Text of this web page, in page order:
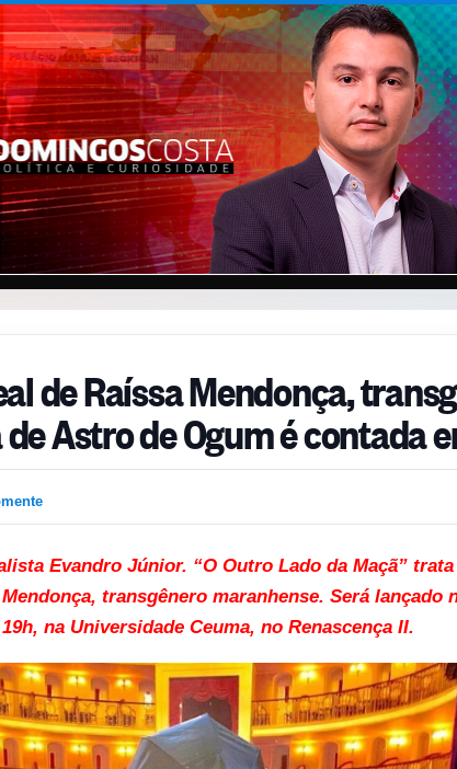
de Raíssa Mendonça,
Astro de Ogum é contada
Evandro Júnior. “O Outro Lado da Maçã”
transgênero maranhense. Será lançado
na Universidade Ceuma, no Renascença II.